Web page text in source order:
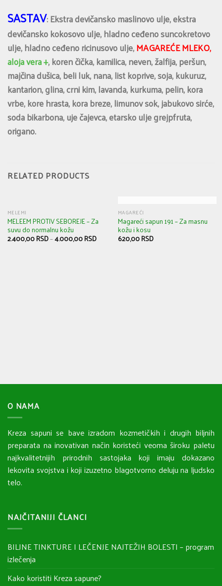
SASTAV: Ekstra devičansko maslinovo ulje, ekstra
devičansko kokosovo ulje, hladno ceđeno suncokretovo
ulje, hladno ceđeno ricinusovo ulje,MAGAREĆE MLEKO,
aloja vera +, koren čička, kamilica, neven, žalfija, peršun,
majčina dušica, beli luk, nana, list koprive, soja, kukuruz,
kantarion, glina, crni kim, lavanda, kurkuma, pelin, kora
vrbe, kore hrasta, kora breze, limunov sok, jabukovo sirće,
soda bikarbona, uje čajevca, etarsko ulje grejpfruta,
origano.
RELATED PRODUCTS
MELEMI
MELEEM PROTIV SEBOREJE – Za
suvu do normalnu kožu
2.400,00RSD–4.000,00RSD
OUT OF STOCK
MAGAREĆI
Magareći sapun 191 – Za masnu
kožu i kosu
620,00RSD
O NAMA
Kreza sapuni se bave izradom kozmetičkih i drugih biljnih
preparata na inovativan način koristeći veoma široku paletu
najkvalitetnijih prirodnih sastojaka koji imaju dokazano
lekovita svojstva i koji izuzetno blagotvorno deluju na ljudsko
telo.
NAJČITANIJI ČLANCI
BILJNE TINKTURE I LEČENJE NAJTEŽIH BOLESTI – program
izlečenja
Kako koristiti Kreza sapune?